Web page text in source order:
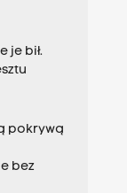
je bił.
pokrywą
bez